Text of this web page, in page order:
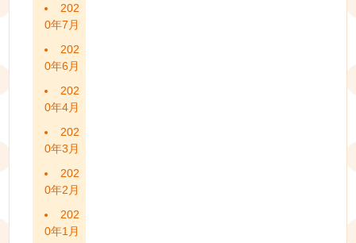
202
0年7月
202
0年6月
202
0年4月
202
0年3月
202
0年2月
202
0年1月